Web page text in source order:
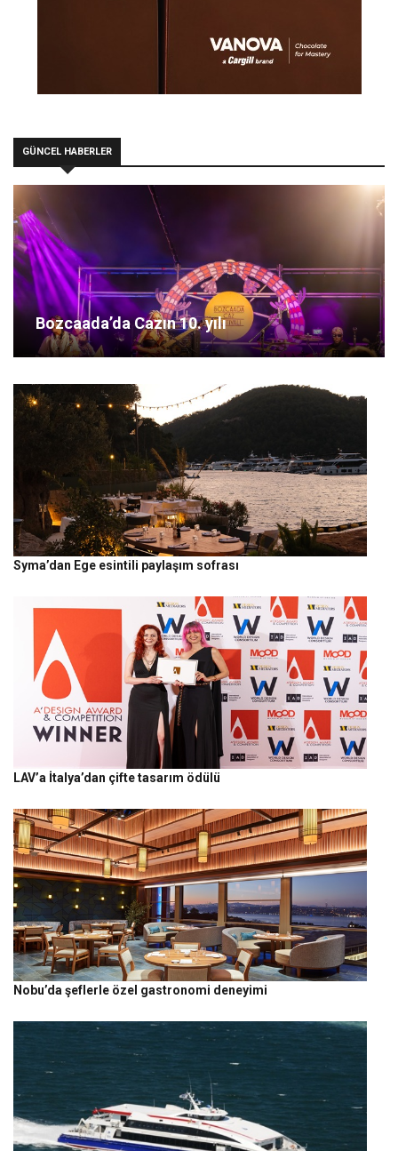
GÜNCEL HABERLER
Bozcaada’da Cazın 10. yılı
Syma’dan Ege esintili paylaşım sofrası
LAV’a İtalya’dan çifte tasarım ödülü
Nobu’da şeflerle özel gastronomi deneyimi